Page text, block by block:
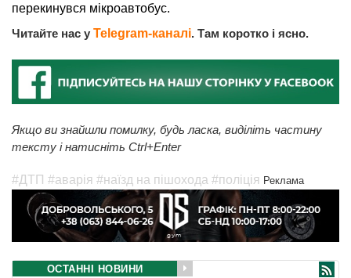
перекинувся мікроавтобус.
Читайте нас у Telegram-каналі. Там коротко і ясно.
Якщо ви знайшли помилку, будь ласка, виділіть частину
тексту і натисніть Ctrl+Enter
#ДТП #аварія #наїзд на пішохода #поліція Реклама
ОСТАННІ НОВИНИ